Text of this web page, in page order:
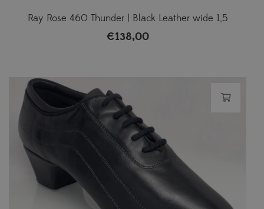
Ray Rose 460 Thunder | Black Leather wide 1,5
€138,00